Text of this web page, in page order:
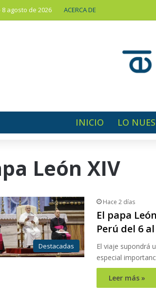
agosto de 2026 ACERCA DE
INICIO LO
León XIV
Destacadas
Hace 2 días
El papa
Perú del 6
El viaje supondrá
especial
Leer más »